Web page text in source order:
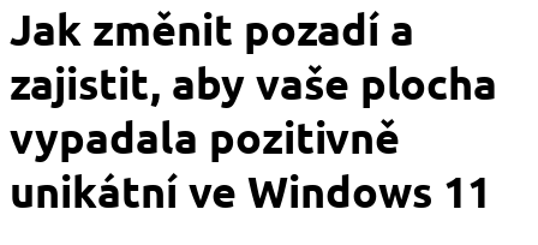
Jak změnit pozadí a
zajistit, aby vaše plocha
vypadala pozitivně
unikátní ve Windows 11